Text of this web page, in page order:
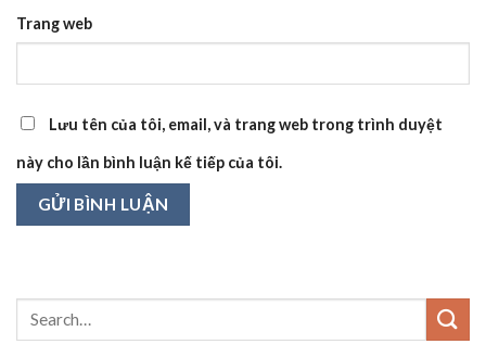
Trang web
Lưu tên của tôi, email, và trang web trong trình duyệt
này cho lần bình luận kế tiếp của tôi.